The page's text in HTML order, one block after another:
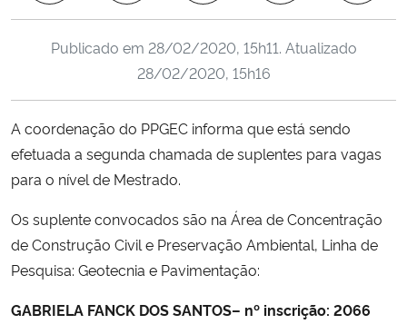
Ministério da Ciência, Tecnologia, Inovações e Comunicações
Ministério do Turismo
Ministério do Desenvolvimento Regional
Publicado em 28/02/2020, 15h11. Atualizado
28/02/2020, 15h16
A coordenação do PPGEC informa que está sendo
efetuada a segunda chamada de suplentes para vagas
para o nível de Mestrado.
Os suplente convocados são na Área de Concentração
de Construção Civil e Preservação Ambiental, Linha de
Pesquisa: Geotecnia e Pavimentação:
GABRIELA FANCK DOS SANTOS– nº inscrição: 2066